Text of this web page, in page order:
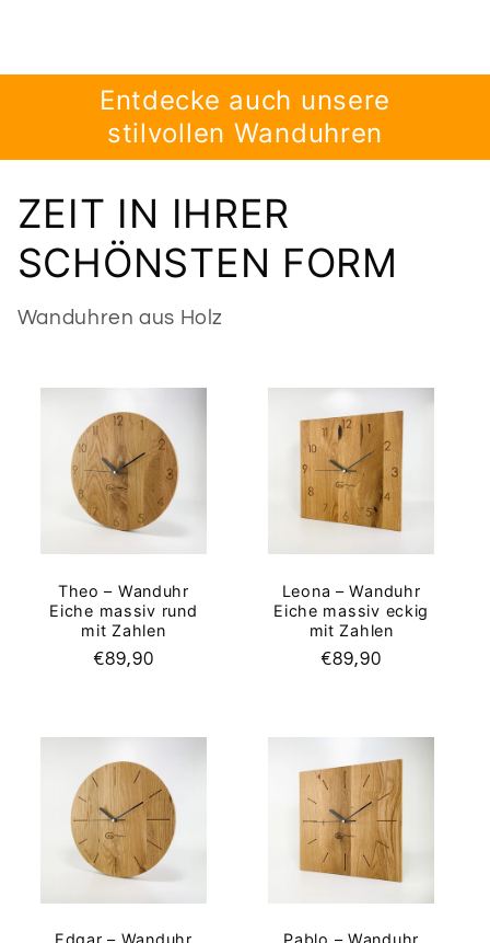
Entdecke auch unsere
stilvollen Wanduhren
ZEIT IN IHRER
SCHÖNSTEN FORM
Wanduhren aus Holz
Theo – Wanduhr
Eiche massiv rund
mit Zahlen
Normaler
€89,90
Leona – Wanduhr
Eiche massiv eckig
mit Zahlen
Normaler
€89,90